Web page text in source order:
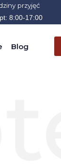
przyjęć
8:00-17:00
Blog